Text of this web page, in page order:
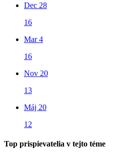
Dec 28
16
Mar 4
16
Nov 20
13
Máj 20
12
Top prispievatelia v tejto téme